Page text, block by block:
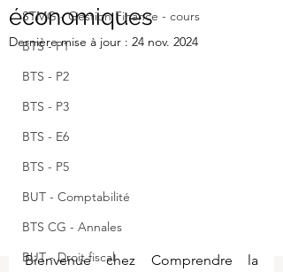
STMG - Gestion Finance - cours
BTS - P1
BTS - P2
BTS - P3
BTS - E6
BTS - P5
BUT - Comptabilité
BTS CG - Annales
BUT - Droit fiscal
économiques
Dernière mise à jour : 24 nov. 2024
Bienvenue chez Comprendre la